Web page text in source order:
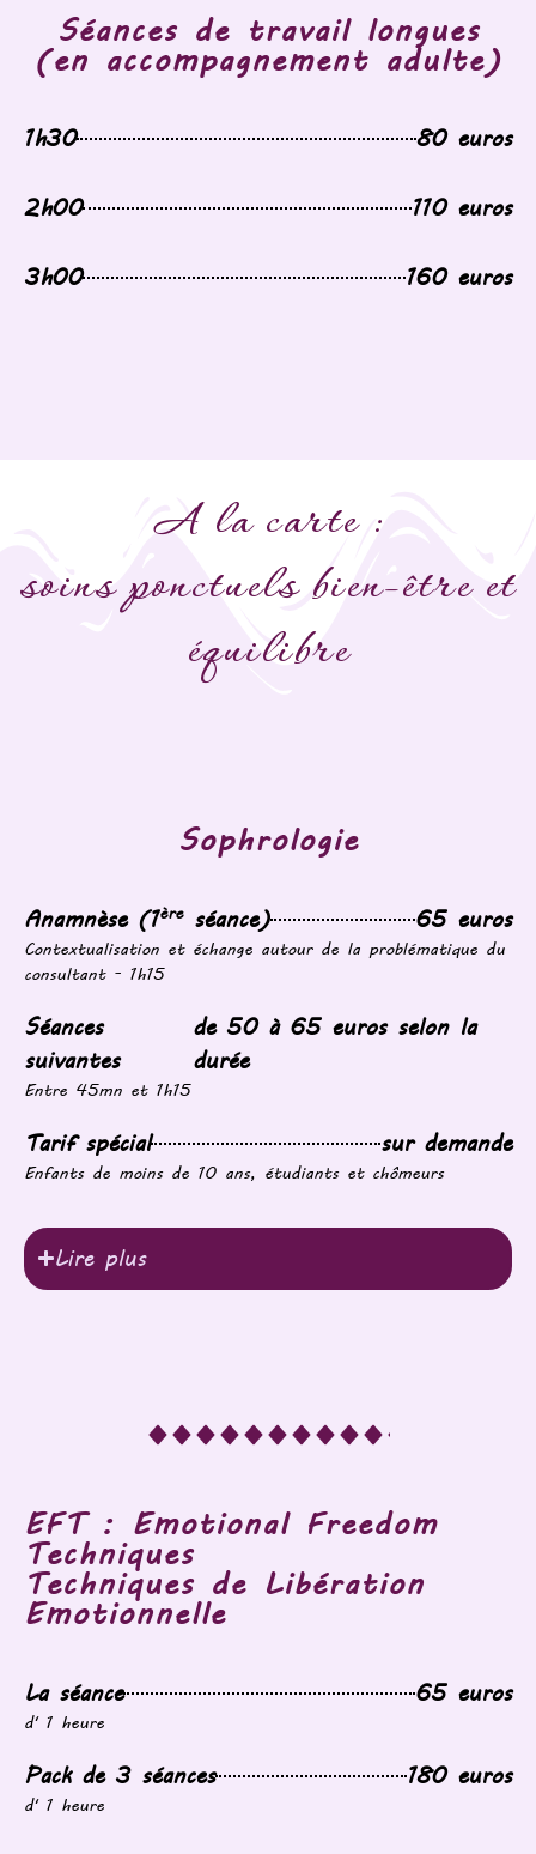
Séances de travail longues
(en accompagnement adulte)
1h30
80 euros
2h00
110 euros
3h00
160 euros
A la carte :
soins ponctuels bien-être et
équilibre
Sophrologie
Anamnèse (1èreséance) 65 euros
Contextualisation et échange autour de la problématique du
consultant - 1h15
Séances
suivantes
de 50 à 65 euros selon la
durée
Entre 45mn et 1h15
Tarif spécial sur demande
Enfants de moins de 10 ans, étudiants et chômeurs
Lire plus
EFT : Emotional Freedom
Techniques
Techniques de Libération
Emotionnelle
La séance 65 euros
d' 1 heure
Pack de 3 séances 180 euros
d' 1 heure